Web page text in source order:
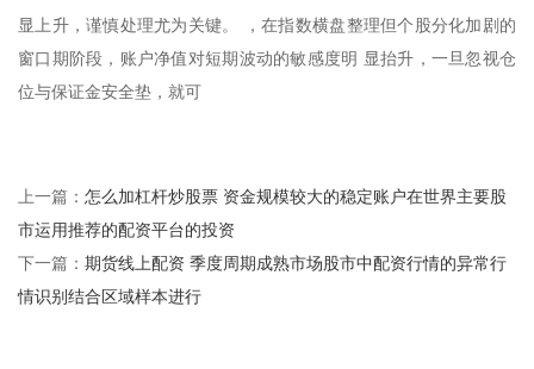
显上升，谨慎处理尤为关键。 ，在指数横盘整理但个股分化加剧的
窗口期阶段，账户净值对短期波动的敏感度明 显抬升，一旦忽视仓
位与保证金安全垫，就可
上一篇： 怎么加杠杆炒股票 资金规模较大的稳定账户在世界主要股
市运用推荐的配资平台的投资
下一篇： 期货线上配资 季度周期成熟市场股市中配资行情的异常行
情识别结合区域样本进行